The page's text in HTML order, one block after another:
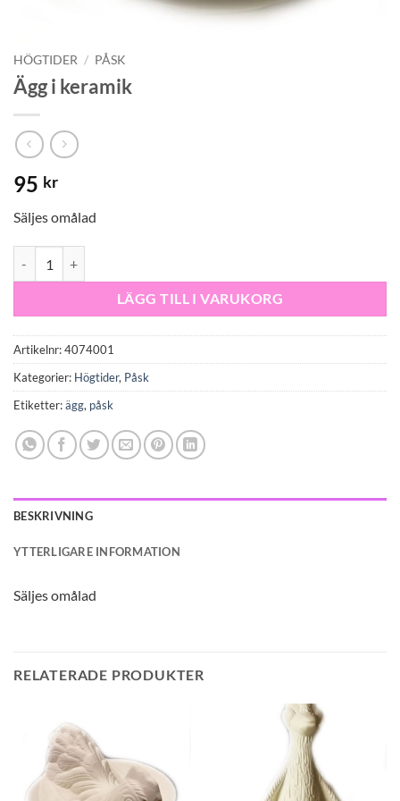
HÖGTIDER / PÅSK
Ägg i keramik
95 kr
Säljes omålad
LÄGG TILL I VARUKORG
Artikelnr:4074001
Kategorier: Högtider, Påsk
Etiketter:ägg, påsk
BESKRIVNING
YTTERLIGARE INFORMATION
Säljes omålad
RELATERADE PRODUKTER